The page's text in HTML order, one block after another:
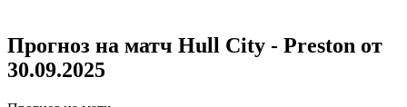
Прогноз на матч Hull City - Preston от
30.09.2025